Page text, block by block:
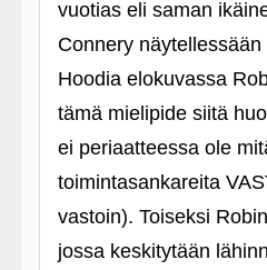
vuotias eli saman
Connery
Hoodia elokuvassa
tämä mielipide siitä
ei periaatteessa ole
toimintasankareita
vastoin). Toiseksi
jossa keskitytään